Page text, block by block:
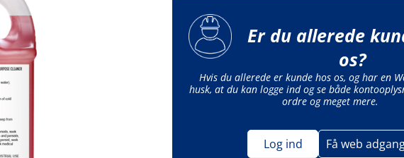
Er du allerede
os?
Hvis du allerede er kunde hos os, og har en
husk, at du kan logge ind og se både
ordre og meget mere.
Log ind Få web